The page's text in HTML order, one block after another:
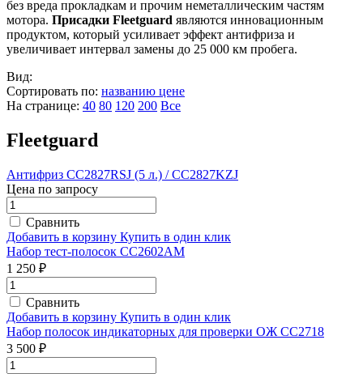
без вреда прокладкам и прочим неметаллическим частям
мотора. Присадки Fleetguard являются инновационным
продуктом, который усиливает эффект антифриза и
увеличивает интервал замены до 25 000 км пробега.
Вид:
Сортировать по: названию цене
На странице: 40 80 120 200 Все
Fleetguard
Антифриз CC2827RSJ (5 л.) / CC2827KZJ
Цена по запросу
Сравнить
Добавить в корзину Купить в один клик
Набор тест-полосок CC2602AM
1 250 ₽
Сравнить
Добавить в корзину Купить в один клик
Набор полосок индикаторных для проверки ОЖ CC2718
3 500 ₽